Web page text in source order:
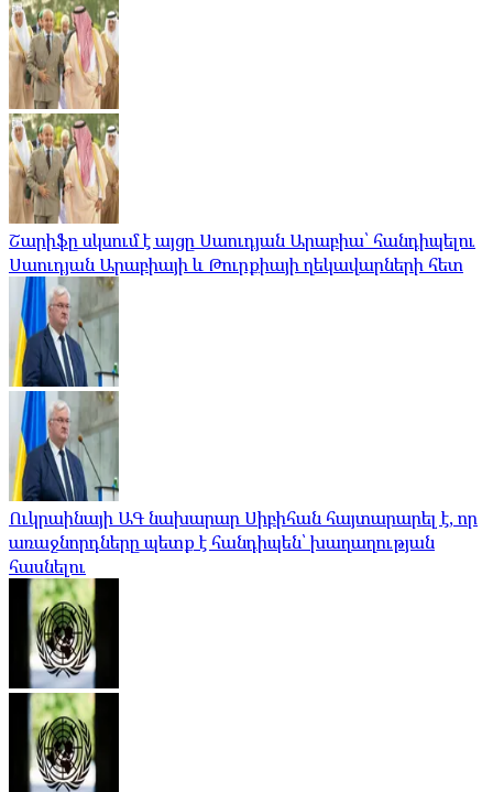
Շարիֆը սկսում է այցը Սաուդյան Արաբիա՝ հանդիպելու
Սաուդյան Արաբիայի և Թուրքիայի ղեկավարների հետ
Ուկրաինայի ԱԳ նախարար Սիբիհան հայտարարել է, որ
առաջնորդները պետք է հանդիպեն՝ խաղաղության
հասնելու